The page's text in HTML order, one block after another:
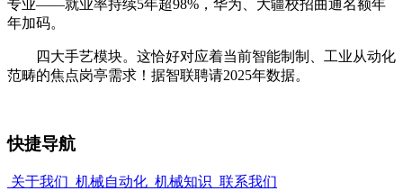
专业——就业率持续5年超98%，华为、大疆校招曲通名额年
年加码。
四大手艺模块。这恰好对应着当前智能制制、工业从动化
范畴的焦点岗亭需求！据智联聘请2025年数据。
快捷导航
关于我们 机械自动化 机械知识 联系我们